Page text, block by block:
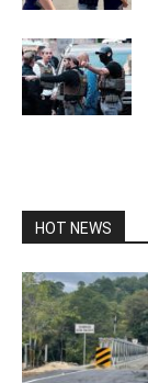
HOT NEWS